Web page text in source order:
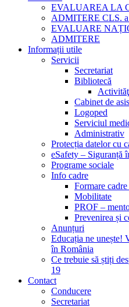
EVALUAREA LA
ADMITERE CLS.
EVALUARE
ADMITERE
Informații utile
Servicii
Secretariat
Bibliotecă
Cabinet de
Logoped
Serviciul
Administrativ
Protecția datelor cu
eSafety – Siguranță
Programe sociale
Info cadre
Formare
Mobilitate
PROF –
Prevenirea și
Anunțuri
Educația ne unește!
în România
Ce trebuie să știți
19
Contact
Conducere
Secretariat